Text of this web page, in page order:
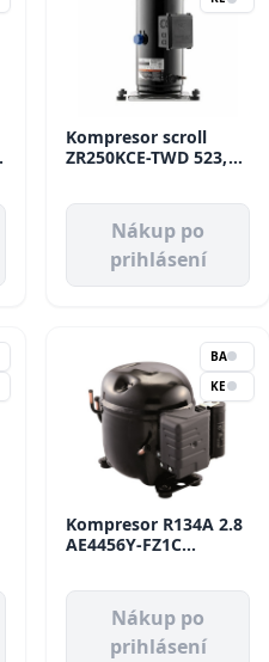
Kompresor scroll
ZR250KCE-TWD 523,
Nákup po
prihlásení
BA
KE
Kompresor R134A 2.8
AE4456Y-FZ1C
Tecumseh
Nákup po
prihlásení